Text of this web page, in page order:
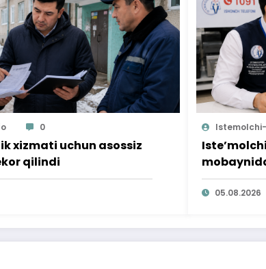
0
xizmati uchun asossiz
qilindi
ta’minlab
05.08.2026